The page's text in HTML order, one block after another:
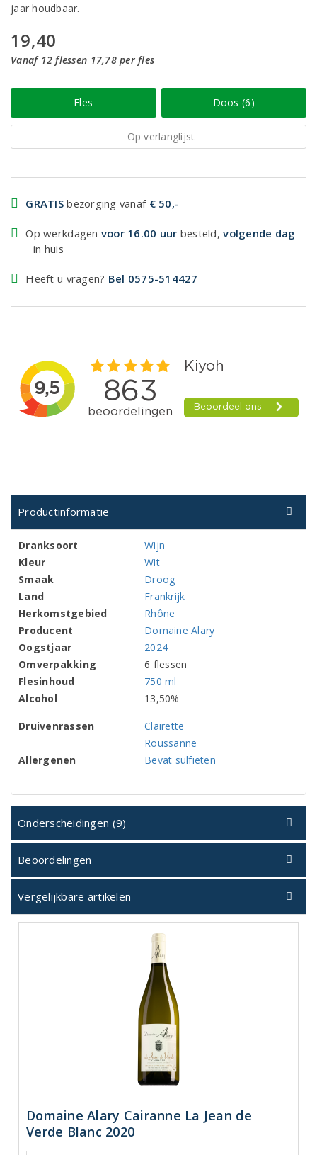
jaar houdbaar.
19,40
Vanaf 12 flessen 17,78 per fles
Fles Doos (6)
Op verlanglijst
GRATIS bezorging vanaf € 50,-
Op werkdagen voor 16.00 uur besteld,volgende dag
in huis
Heeft u vragen? Bel 0575-514427
Productinformatie
Dranksoort
Wijn
Kleur
Wit
Smaak
Droog
Land
Frankrijk
Herkomstgebied
Rhône
Producent
Domaine Alary
Oogstjaar
2024
Omverpakking
6 flessen
Flesinhoud
750 ml
Alcohol
13,50%
Druivenrassen
Clairette
Roussanne
Allergenen
Bevat sulfieten
Onderscheidingen (9)
Beoordelingen
Vergelijkbare artikelen
Domaine Alary Cairanne La Jean de
Verde Blanc 2020